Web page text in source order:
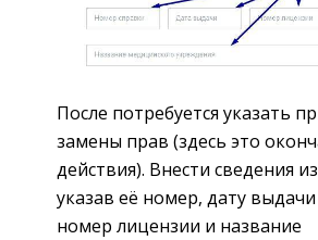
После потребуется указать
замены прав (здесь это
действия). Внести сведения
указав её номер, дату
номер лицензии и название